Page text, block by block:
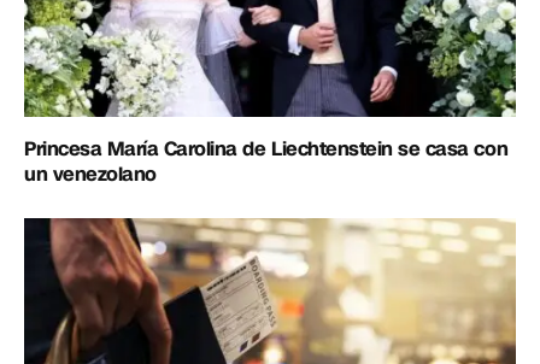
Princesa María Carolina de Liechtenstein se casa con
un venezolano